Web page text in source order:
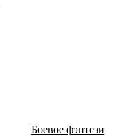
Боевое фэнтези